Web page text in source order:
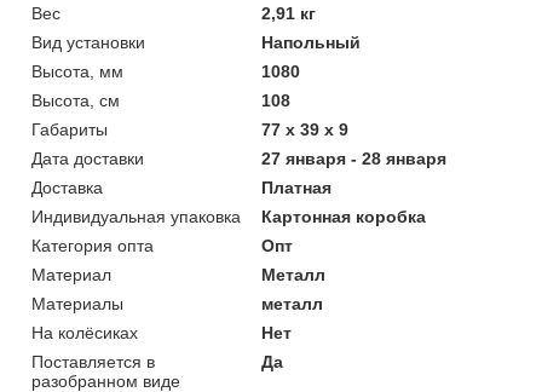
Вес
2,91 кг
Вид установки
Напольный
Высота, мм
1080
Высота, см
108
Габариты
77 x 39 x 9
Дата доставки
27 января - 28 января
Доставка
Платная
Индивидуальная упаковка
Картонная коробка
Категория опта
Опт
Материал
Металл
Материалы
металл
На колёсиках
Нет
Поставляется в
разобранном виде
Да